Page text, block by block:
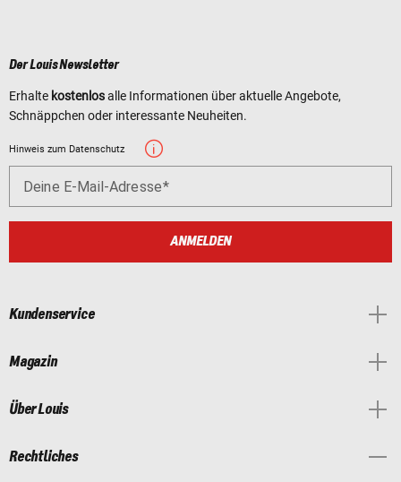
Der Louis Newsletter
Erhalte kostenlosalle Informationen über aktuelle Angebote,
Schnäppchen oder interessante Neuheiten.
Hinweis zum Datenschutz
Deine E-Mail-Adresse
ANMELDEN
Kundenservice
Magazin
Über Louis
Rechtliches